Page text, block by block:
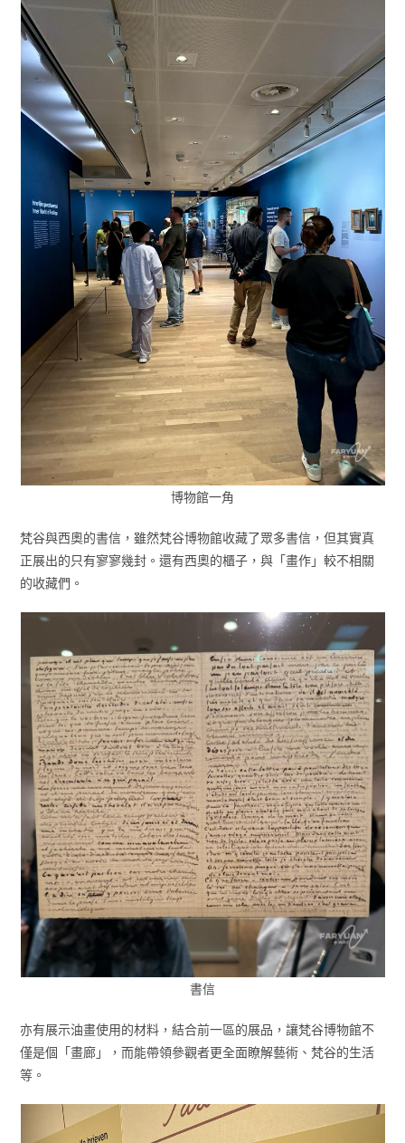
博物館一角
梵谷與西奧的書信，雖然梵谷博物館收藏了眾多書信，但其實真
正展出的只有寥寥幾封。還有西奧的櫃子，與「畫作」較不相關
的收藏們。
書信
亦有展示油畫使用的材料，結合前一區的展品，讓梵谷博物館不
僅是個「畫廊」，而能帶領參觀者更全面瞭解藝術、梵谷的生活
等。